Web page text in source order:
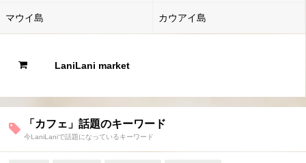
マウイ島 カウアイ島
LaniLani market
「カフェ」話題のキーワード
今LaniLaniで話題になっているキーワード